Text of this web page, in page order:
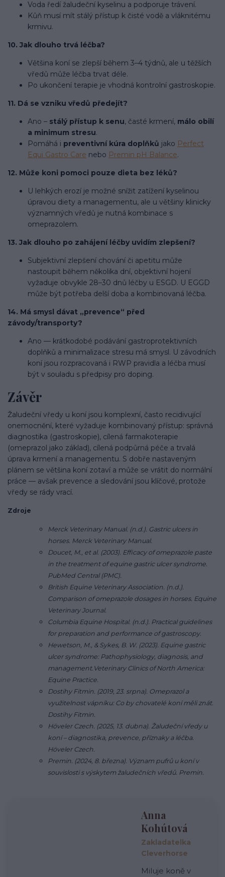
Voda ředí žaludeční kyselinu a podporuje trávení.
Kůň musí mít stálý přístup k čisté vodě a vláknitému
krmivu.
10. Jak dlouho trvá léčba?
Většina koní se zlepší během 3–4 týdnů, ale u těžších
vředů může léčba trvat déle.
Po ukončení terapie je vhodná kontrolní gastroskopie.
11. Dá se vzniku vředů předejít?
Ano – stálý přístup k senu, časté krmení, málo obilí
a minimum stresu.
Pomáhá i preventivní kúra doplňků jako Perfect
Equi Gastro Care nebo Premin pH Balance.
12. Může koni pomoci pouze dieta bez léků?
U lehkých erozí je možné snížit zatížení kyselinou
úpravou diety a managementu, ale u většiny klinicky
významných vředů je nutná kombinace s
omeprazolem.
13. Jak dlouho po zahájení léčby uvidím zlepšení?
Subjektivní zlepšení chování či apetitu může
nastoupit během několika dní, objektivní hojení
vyžaduje obvykle 28–30 dnů léčby u ESGD. U EGGD
může být potřeba delší doba a kombinovaná léčba.
14. Má smysl dávat „prevence“ před
závody/transporty?
Ano — krátkodobé podávání gastroprotektivních
doplňků a minimalizace stresu má smysl. U závodních
koní jsou rozpracovaná i RWP pravidla a léčba musí
být v souladu s předpisy pro doping.
Závěr
Žaludeční vředy u koní jsou komplexní, často recidivující
onemocnění, které vyžaduje kombinovaný přístup: správná
diagnostika (gastroskopie), cílená farmakoterapie
(omeprazol jako základ), cílená podpůrná péče a trvalá
úprava krmení a managementu. S dobře nastaveným
plánem se většina koní zotaví a může se vrátit do normální
práce — avšak prevence a sledování jsou klíčové, protože
vředy se rády vrací.
Zdroje
Merck Veterinary Manual. (n.d.). Gastric ulcers in
horses. Merck Veterinary Manual.
Doucet, M., et al. (2003). Efficacy of omeprazole paste
in the treatment of equine gastric ulcer syndrome.
PubMed Central (PMC).
British Equine Veterinary Association. (n.d.).
Comparison of omeprazole dosages in horses. Equine
Veterinary Journal.
Columbia Equine Hospital. (n.d.). Practical guidelines
for preparation and performance of gastroscopy.
Hewetson, M., & Sykes, B. W. (2023). Equine gastric
ulcer syndrome: Pathophysiology, diagnosis, and
management.Veterinary Clinics of North America:
Equine Practice.
Dostihy Fitmin. (2019, 23. srpna). Omeprazol a
využitelnost vápníku: Co by chovatelé koní měli znát.
Dostihy Fitmin.
Höveler Czech. (2025, 13. dubna). Žaludeční vředy u
koní – diagnostika, prevence, příznaky a léčba.
Höveler Czech.
Premin. (2024, 8. března). Význam pufrů u koní v
souvislosti s výskytem žaludečních vředů. Premin.
Anna
Kohútová
Zakladatelka
Cleverhorse
Miluje koně v